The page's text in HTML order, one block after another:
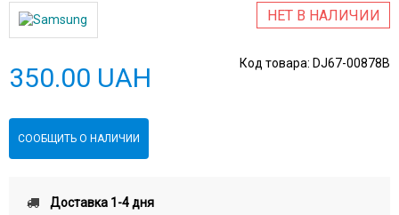
НЕТ В НАЛИЧИИ
Код товара: DJ67-00878B
350.00 UAH
СООБЩИТЬ О НАЛИЧИИ
Доставка 1-4 дня